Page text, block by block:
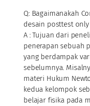
Q: Bagaimanakah
desain posttest
A : Tujuan dari
penerapan sebuah
yang berdampak
sebelumnya.
materi Hukum
kedua kelompok
belajar fisika pada